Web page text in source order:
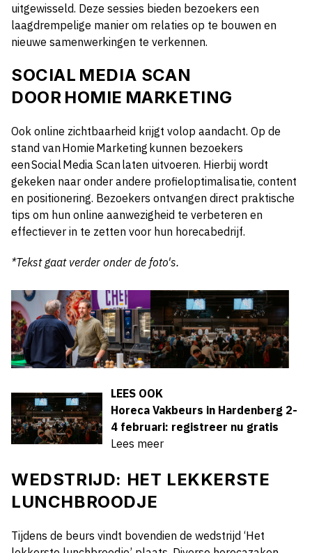
uitgewisseld. Deze sessies bieden bezoekers een
laagdrempelige manier om relaties op te bouwen en
nieuwe samenwerkingen te verkennen.
SOCIAL MEDIA SCAN
DOOR HOMIE MARKETING
Ook online zichtbaarheid krijgt volop aandacht. Op de
stand van Homie Marketing kunnen bezoekers
een Social Media Scan laten uitvoeren. Hierbij wordt
gekeken naar onder andere profieloptimalisatie, content
en positionering. Bezoekers ontvangen direct praktische
tips om hun online aanwezigheid te verbeteren en
effectiever in te zetten voor hun horecabedrijf.
*Tekst gaat verder onder de foto's.
LEES OOK
Horeca Vakbeurs in Hardenberg 2-
4 februari: registreer nu gratis
Lees meer
WEDSTRIJD: HET LEKKERSTE
LUNCHBROODJE
Tijdens de beurs vindt bovendien de wedstrijd ‘Het